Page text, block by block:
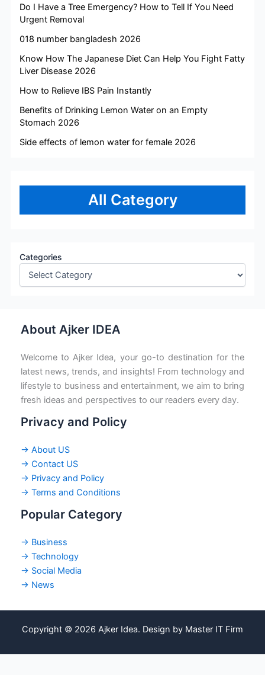
Do I Have a Tree Emergency? How to Tell If You Need
Urgent Removal
018 number bangladesh 2026
Know How The Japanese Diet Can Help You Fight Fatty
Liver Disease 2026
How to Relieve IBS Pain Instantly
Benefits of Drinking Lemon Water on an Empty
Stomach 2026
Side effects of lemon water for female 2026
All Category
Categories
About Ajker IDEA
Welcome to Ajker Idea, your go-to destination for the
latest news, trends, and insights! From technology and
lifestyle to business and entertainment, we aim to bring
fresh ideas and perspectives to our readers every day.
Privacy and Policy
→ About US
→ Contact US
→ Privacy and Policy
→ Terms and Conditions
Popular Category
→ Business
→ Technology
→ Social Media
→ News
Copyright © 2026 Ajker Idea. Design by Master IT Firm